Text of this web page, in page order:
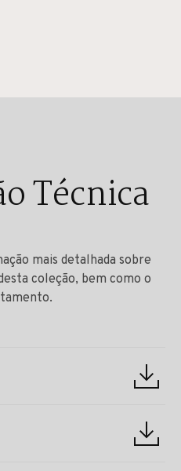
Técnica
mais detalhada sobre
coleção, bem como o